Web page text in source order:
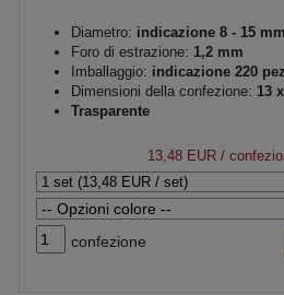
Diametro: indicazione 8 - 15 mm
Foro di estrazione: 1,2 mm
Imballaggio: indicazione 220
Dimensioni della confezione: 13
Trasparente
13,48 EUR/
confezione